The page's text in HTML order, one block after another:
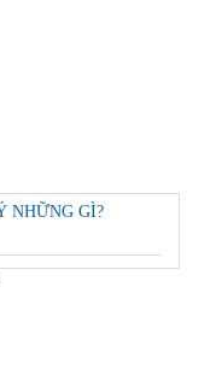
NHỮNG GÌ?